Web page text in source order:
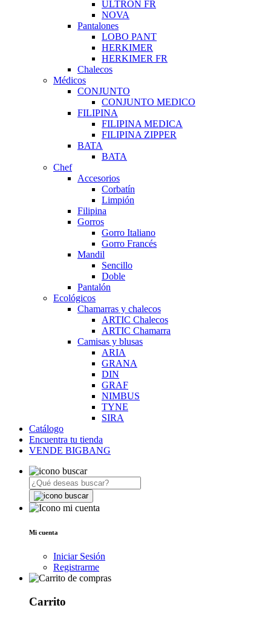
ULTRON FR
NOVA
Pantalones
LOBO PANT
HERKIMER
HERKIMER FR
Chalecos
Médicos
CONJUNTO
CONJUNTO MEDICO
FILIPINA
FILIPINA MEDICA
FILIPINA ZIPPER
BATA
BATA
Chef
Accesorios
Corbatín
Limpión
Filipina
Gorros
Gorro Italiano
Gorro Francés
Mandil
Sencillo
Doble
Pantalón
Ecológicos
Chamarras y chalecos
ARTIC Chalecos
ARTIC Chamarra
Camisas y blusas
ARIA
GRANA
DIN
GRAF
NIMBUS
TYNE
SIRA
Catálogo
Encuentra tu tienda
VENDE BIGBANG
Mi cuenta
Iniciar Sesión
Registrarme
Carrito